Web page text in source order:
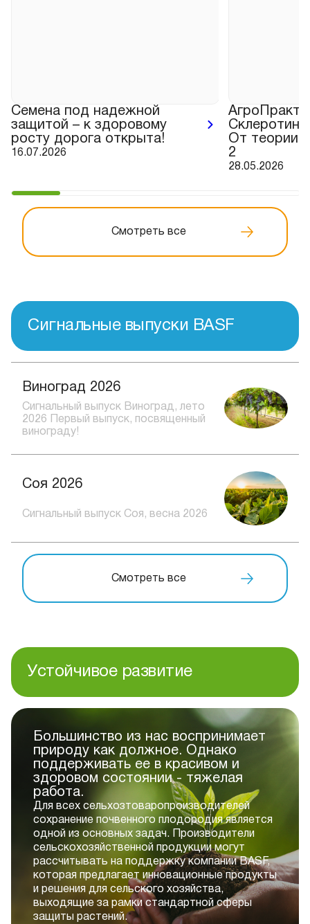
Семена под надежной
защитой – к здоровому
росту дорога открыта!
16.07.2026
От теории к
2
28.05.2026
Смотреть все
Сигнальные выпуски BASF
Виноград 2026
Сигнальный выпуск Виноград, лето
2026 Первый выпуск, посвященный
винограду!
Соя 2026
Сигнальный выпуск Соя, весна 2026
Смотреть все
Устойчивое развитие
Большинство из нас воспринимает
природу как должное. Однако
поддерживать ее в красивом и
здоровом состоянии - тяжелая
работа.
Для всех сельхозтоваропроизводителей
сохранение почвенного плодородия является
одной из основных задач. Производители
сельскохозяйственной продукции могут
рассчитывать на поддержку компании BASF,
которая предлагает инновационные продукты
и решения для сельского хозяйства,
выходящие за рамки стандартной сферы
защиты растений.